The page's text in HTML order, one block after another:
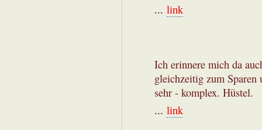
... link
Ich erinnere mich da
gleichzeitig zum
sehr - komplex. Hüstel.
... link